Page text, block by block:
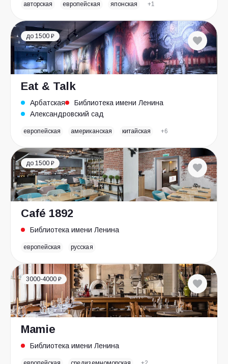
авторская европейская японская +1
до 1500 ₽
Eat & Talk
Арбатская
Библиотека имени Ленина
Александровский сад
европейская американская китайская +6
до 1500 ₽
Café 1892
Библиотека имени Ленина
европейская русская
3000-4000 ₽
Mamie
Библиотека имени Ленина